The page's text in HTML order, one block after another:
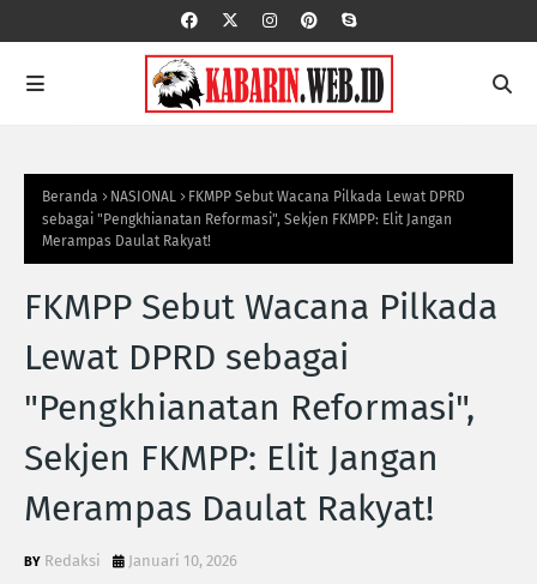
Beranda NASIONAL
FKMPP Sebut Wacana Pilkada Lewat DPRD
sebagai "Pengkhianatan Reformasi", Sekjen FKMPP: Elit Jangan
Merampas Daulat Rakyat!
FKMPP Sebut Wacana Pilkada
Lewat DPRD sebagai
"Pengkhianatan Reformasi",
Sekjen FKMPP: Elit Jangan
Merampas Daulat Rakyat!
Redaksi Januari 10, 2026